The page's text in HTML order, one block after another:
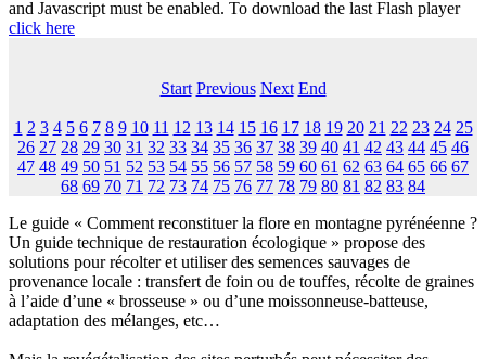
and Javascript must be enabled. To download the last Flash player
click here
Start Previous Next End
1 2 3 4 5 6 7 8 9 10 11 12 13 14 15 16 17 18 19 20 21 22 23 24 25
26 27 28 29 30 31 32 33 34 35 36 37 38 39 40 41 42 43 44 45 46
47 48 49 50 51 52 53 54 55 56 57 58 59 60 61 62 63 64 65 66 67
68 69 70 71 72 73 74 75 76 77 78 79 80 81 82 83 84
Le guide « Comment reconstituer la flore en montagne pyrénéenne ?
Un guide technique de restauration écologique » propose des
solutions pour récolter et utiliser des semences sauvages de
provenance locale : transfert de foin ou de touffes, récolte de graines
à l’aide d’une « brosseuse » ou d’une moissonneuse-batteuse,
adaptation des mélanges, etc…